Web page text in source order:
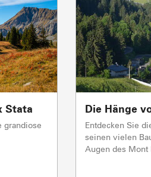
EN ARAVIS
Gipfel
D’ICI
Nachmittag
16°
Nachmittag
19°
Nachmittag
16°
Nachmittag
26°
Stata
grandiose
Die Hänge
Entdecken Sie
seinen vielen
Augen des Mont